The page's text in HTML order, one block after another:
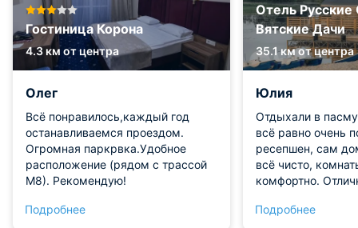
Гостиница Корона
4.3 км от центра
Олег
Всё понравилось,каждый год
останавливаемся проездом.
Огромная паркрвка.Удобное
расположение (рядом с трассой
М8). Рекомендую!
Подробнее
Отель Русские
Вятские Дачи
35.1 км от центра
Юлия
Отдыхали в
всё равно очень
ресепшен, сам
всё чисто,
комфортно.
приедем ещё!!!
Подробнее